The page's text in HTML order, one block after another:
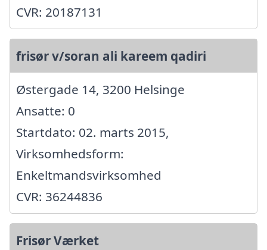
CVR: 20187131
frisør v/soran ali kareem qadiri
Østergade 14, 3200 Helsinge
Ansatte: 0
Startdato: 02. marts 2015,
Virksomhedsform:
Enkeltmandsvirksomhed
CVR: 36244836
Frisør Værket